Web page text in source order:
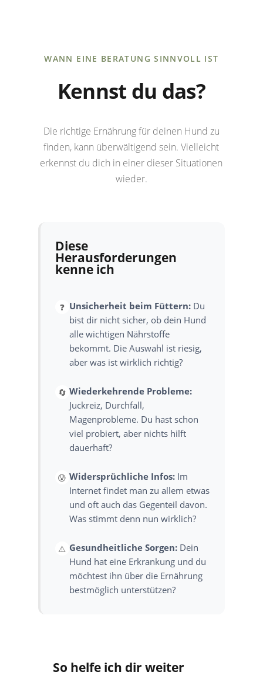
WANN EINE BERATUNG SINNVOLL IST
Kennst du das?
Die richtige Ernährung für deinen Hund zu
finden, kann überwältigend sein. Vielleicht
erkennst du dich in einer dieser Situationen
wieder.
Diese
Herausforderungen
kenne ich
❓ Unsicherheit beim Füttern:Du
bist dir nicht sicher, ob dein Hund
alle wichtigen Nährstoffe
bekommt. Die Auswahl ist riesig,
aber was ist wirklich richtig?
🔄 Wiederkehrende Probleme:
Juckreiz, Durchfall,
Magenprobleme. Du hast schon
viel probiert, aber nichts hilft
dauerhaft?
😰 Widersprüchliche Infos:Im
Internet findet man zu allem etwas
und oft auch das Gegenteil davon.
Was stimmt denn nun wirklich?
⚠️ Gesundheitliche Sorgen:Dein
Hund hat eine Erkrankung und du
möchtest ihn über die Ernährung
bestmöglich unterstützen?
So helfe ich dir weiter